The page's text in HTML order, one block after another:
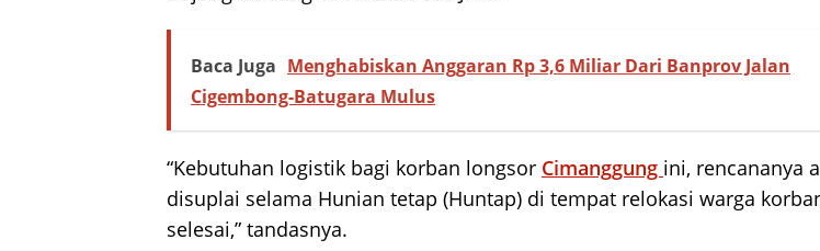
Baca Juga Menghabiskan Anggaran Rp 3,6 Miliar Dari Banprov Jalan
Cigembong-Batugara Mulus
“Kebutuhan logistik bagi korban longsor Cimanggung ini, rencananya
disuplai selama Hunian tetap (Huntap) di tempat relokasi warga
selesai,” tandasnya.